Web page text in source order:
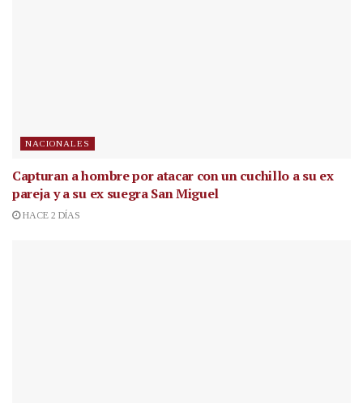
NACIONALES
Capturan a hombre por atacar con un cuchillo a su ex
pareja y a su ex suegra San Miguel
HACE 2 DÍAS